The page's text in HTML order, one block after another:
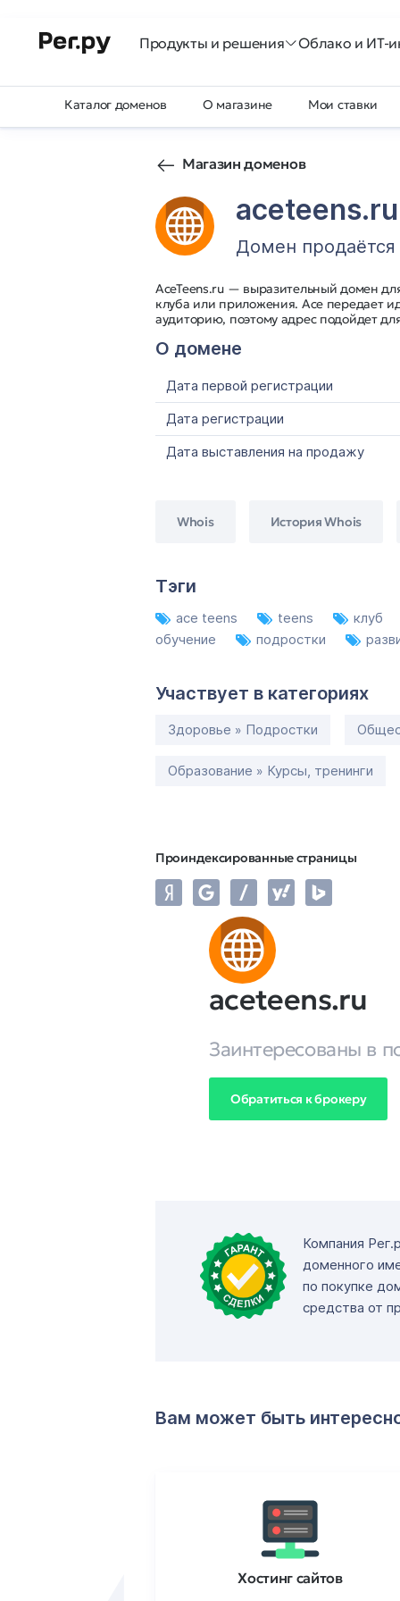
Продукты и решения Облако и ИТ-
Каталог доменов О магазине Мои ставки
Магазин доменов
aceteens.ru
Домен продаётся
AceTeens.ru — выразительный домен
клуба или приложения. Ace передает
аудиторию, поэтому адрес подойдет
О домене
Дата первой регистрации
Дата регистрации
Дата выставления на продажу
Whois История Whois
Тэги
ace teens teens клуб
обучение
подростки
Участвует в категориях
Здоровье » Подростки
Образование » Курсы, тренинги
Проиндексированные страницы
aceteens.ru
Заинтересованы в
Обратиться к брокеру
Компания
доменного
по покупке
средства от
Вам может быть
Хостинг сайтов